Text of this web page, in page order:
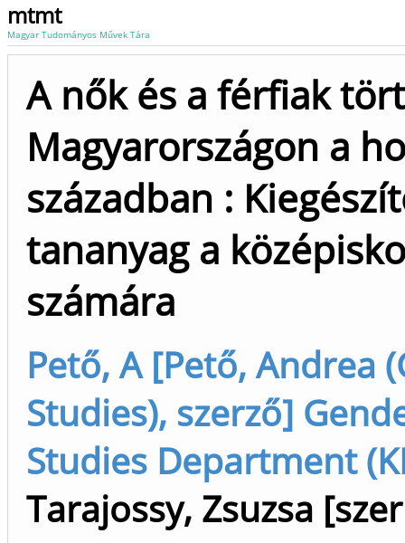
mtmt
Magyar Tudományos Művek Tára
A nők és a férfiak
Magyarországon a
században :
tananyag a
számára
Pető, A [Pető, Andrea
Studies), szerző]
Studies Department
Tarajossy, Zsuzsa